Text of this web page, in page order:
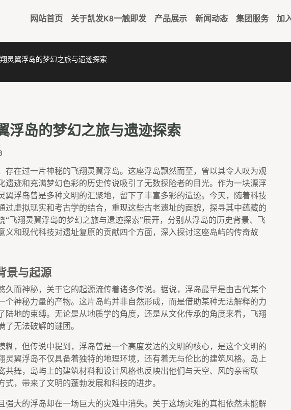
网站首页 关于凯发k8一触即发 产品展示 新闻动态 集团服务 加
灵翼浮岛的梦幻之旅与遗迹探索
浮岛的梦幻之旅与遗迹探索
存在过一片神秘的飞翔灵翼浮岛。这座浮岛飘然而至，曾以其令人叹为观
遗迹和充满梦幻色彩的历史传说吸引了无数探险者的目光。作为一块漂浮
翼浮岛曾是多种文明的汇聚地，留下了丰富多彩的遗迹。今天，随着科技
过虚拟现实和考古学的结合，重现这些古老遗址的面貌，探寻其中蕴藏的
“飞翔灵翼浮岛的梦幻之旅与遗迹探索”展开，分别从浮岛的历史背景、飞
义和现代科技对遗址复原的贡献四个方面，深入探讨这座岛屿的传奇故
景与起源
久而神秘，关于它的起源流传着诸多传说。据说，浮岛最早是由古代某个
个神秘力量的产物。这片岛屿并非自然形成，而是借助某种无法解释的力
陆地的束缚。无论是从地质学的角度，还是从文化传承的角度来看，飞翔
了无法破解的谜团。
糊，但传说中提到，浮岛曾是一个高度发达的文明的核心，是这个文明的
灵翼浮岛不仅具备着独特的地理环境，还有着无与伦比的建筑风格。岛上
共舞，岛屿上的建筑材料和设计风格也反映出他们与天空、风的亲密联
式，带来了文明的蓬勃发展和科技的进步。
强大的浮岛却在一场巨大的灾难中消失。关于这场灾难的真相依然未能解